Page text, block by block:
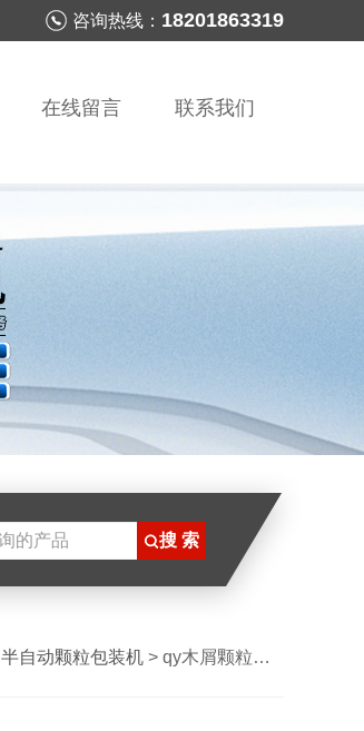
咨询热线： 18201863319
在线留言 联系我们
半自动颗粒包装机 > qy木屑颗粒打包机-25kg半自动颗粒包装机厂家